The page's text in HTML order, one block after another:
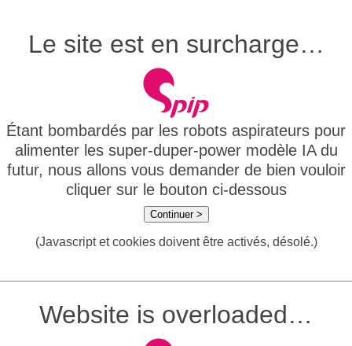
Le site est en surcharge…
Étant bombardés par les robots aspirateurs pour
alimenter les super-duper-power modèle IA du
futur, nous allons vous demander de bien vouloir
cliquer sur le bouton ci-dessous
Continuer >
(Javascript et cookies doivent être activés, désolé.)
Website is overloaded…